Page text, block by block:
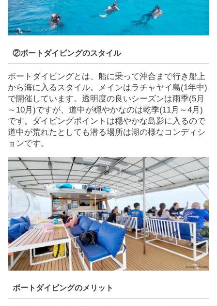
②ボートダイビングのスタイル
ボートダイビングとは、船に乗って沖合まで行き船上
から海に入るスタイル。メインはラチャヤイ島(1年中)
で開催しています。透明度の良いシーズンは雨季(5月
～10月)ですが、道中が穏やかなのは乾季(11月～4月)
です。ダイビングポイントは穏やかな島影に入るので
道中が荒れたとしても潜る場所は湖の様なコンディシ
ョンです。
ボートダイビングのメリット